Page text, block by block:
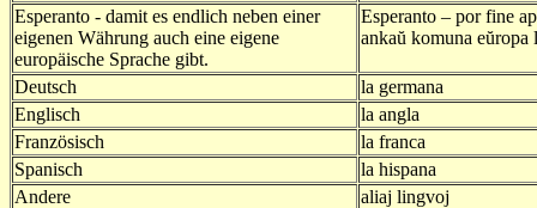
Esperanto - damit es endlich neben einer
eigenen Währung auch eine eigene
europäische Sprache gibt.
Esperanto – por fine
ankaŭ komuna eŭropa
Deutsch
la germana
Englisch
la angla
Französisch
la franca
Spanisch
la hispana
Andere
aliaj lingvoj